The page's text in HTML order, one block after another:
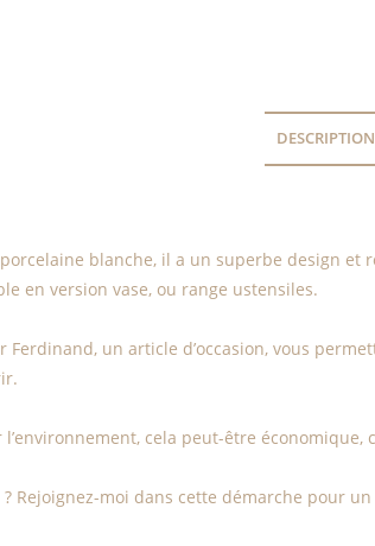
DESCRIPTION
blanche, il a un superbe design et
en version vase, ou range ustensiles.
Ferdinand, un article d’occasion, vous
l’environnement, cela peut-être
? Rejoignez-moi dans cette démarche pour